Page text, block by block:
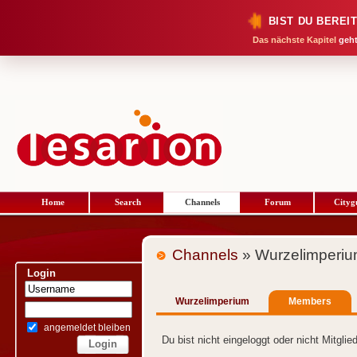
BIST DU
Das nächste Kapitel
Home Search Channels Forum
Login
angemeldet bleiben
Channels »
Wurzelimperium Members
Du bist nicht eingeloggt oder nicht